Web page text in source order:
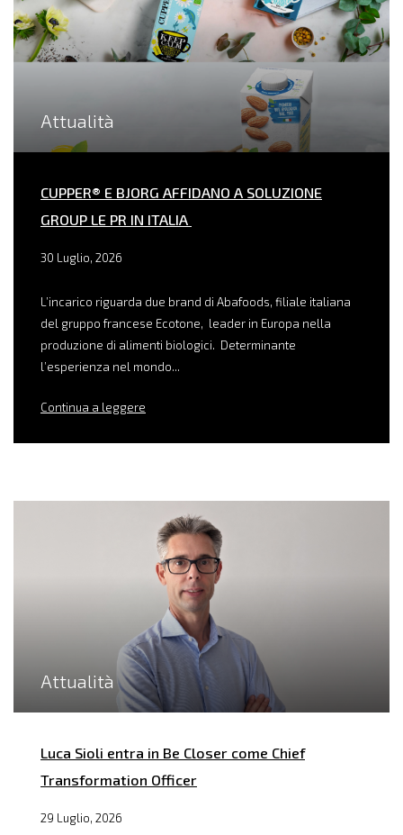
Attualità
CUPPER® E BJORG AFFIDANO A SOLUZIONE
GROUP LE PR IN ITALIA
30 Luglio, 2026
L’incarico riguarda due brand di Abafoods, filiale italiana
del gruppo francese Ecotone, leader in Europa nella
produzione di alimenti biologici. Determinante
l’esperienza nel mondo...
Continua a leggere
Attualità
Luca Sioli entra in Be Closer come Chief
Transformation Officer
29 Luglio, 2026